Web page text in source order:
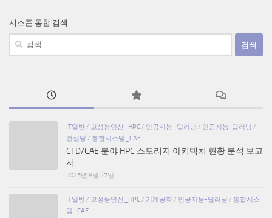
시스존 통합 검색
검
IT일반/ 고성능연산_HPC/ 인공지능_딥러닝 / 인공지능-딥러닝 /
컨설팅 / 통합시스템_CAE
CFD/CAE 분야 HPC 스토리지 아키텍처 현황 분석 보고
서
2025년 8월 27일
IT일반/ 고성능연산_HPC/ 기계공학/ 인공지능-딥러닝 / 통합시스
템_CAE